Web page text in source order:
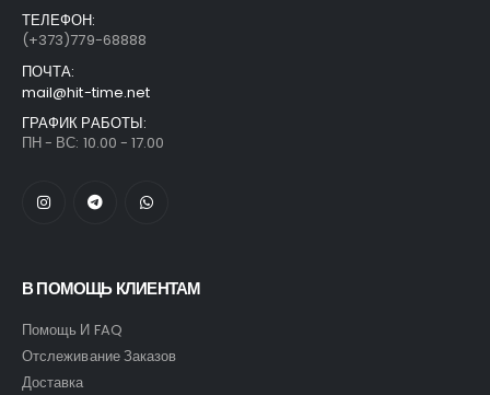
ТЕЛЕФОН:
(+373)779-68888
ПОЧТА:
mail@hit-time.net
ГРАФИК РАБОТЫ:
ПН - ВС: 10.00 - 17.00
В ПОМОЩЬ КЛИЕНТАМ
Помощь И FAQ
Отслеживание Заказов
Доставка